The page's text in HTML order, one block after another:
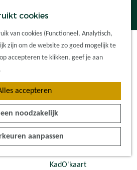
cookies
van cookies (Functioneel, Analytisch,
zijn om de website zo goed mogelijk te
accepteren te klikken, geef je aan
accepteren
noodzakelijk
aanpassen
K
a
r
t
Z
e
k
e
M
e
n
u
Met groepen
Ontdek de
omgeving
Plan je bezoek
overnachten?
Plan op de kaart
KadO'kaart
| zondag 28 juni 2026
km)